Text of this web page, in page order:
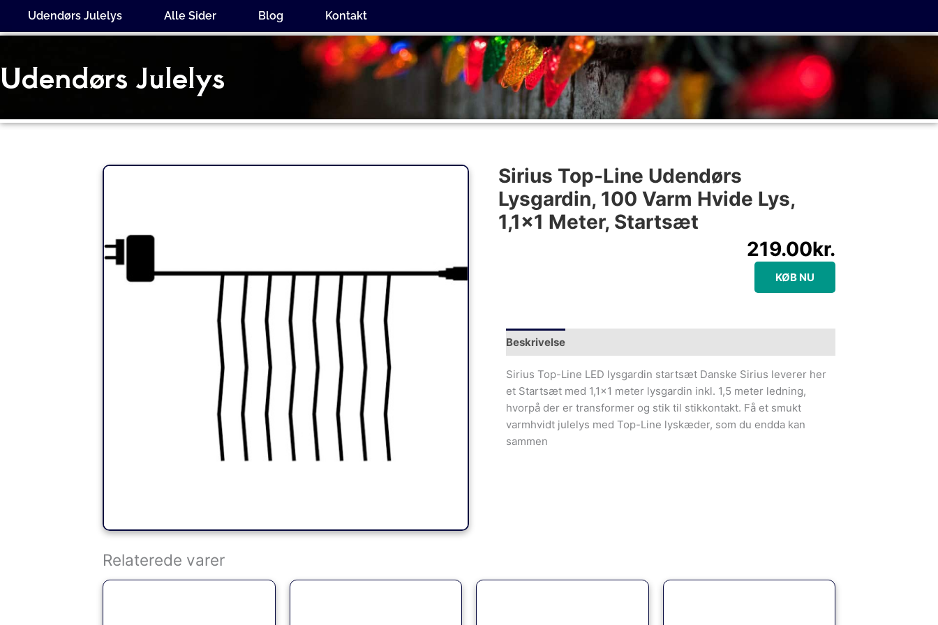
Udendørs Julelys Alle Sider Blog Kontakt
Udendørs Julelys
Sirius Top-Line Udendørs
Lysgardin, 100 Varm Hvide Lys,
1,1×1 Meter, Startsæt
219.00kr.
KØB NU
Beskrivelse
Sirius Top-Line LED lysgardin startsæt Danske Sirius leverer her
et Startsæt med 1,1×1 meter lysgardin inkl. 1,5 meter ledning,
hvorpå der er transformer og stik til stikkontakt. Få et smukt
varmhvidt julelys med Top-Line lyskæder, som du endda kan
sammen
Relaterede varer